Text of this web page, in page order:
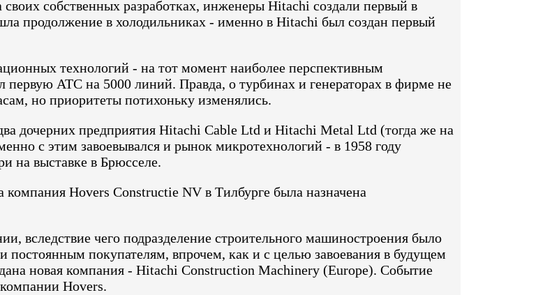
собственных разработках, инженеры Hitachi создали первый в
продолжение в холодильниках - именно в Hitachi был создан первый
технологий - на тот момент наиболее перспективным
первую АТС на 5000 линий. Правда, о турбинах и генераторах в фирме не
но приоритеты потихоньку изменялись.
дочерних предприятия Hitachi Cable Ltd и Hitachi Metal Ltd (тогда же на
с этим завоевывался и рынок микротехнологий - в 1958 году
на выставке в Брюсселе.
Hovers Constructie NV в Тилбурге была назначена
вследствие чего подразделение строительного машиностроения было
покупателям, впрочем, как и с целью завоевания в будущем
новая компания - Hitachi Construction Machinery (Europe). Событие
Hovers.